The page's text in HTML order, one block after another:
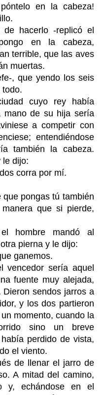
en la cabeza!
hacerlo -replicó el
en la cabeza,
terrible, que las aves
muertas.
, que yendo los seis
todo.
cuyo rey había
mano de su hija sería
a competir con
entendiéndose
también la cabeza.
le dijo:
corra por mí.
pongas tú también
que si pierde,
hombre mandó al
pierna y le dijo:
ganemos.
vencedor sería aquel
fuente muy alejada,
sendos jarros a
y los dos partieron
momento, cuando la
sino un breve
perdido de vista,
el viento.
de llenar el jarro de
A mitad del camino,
y, echándose en el